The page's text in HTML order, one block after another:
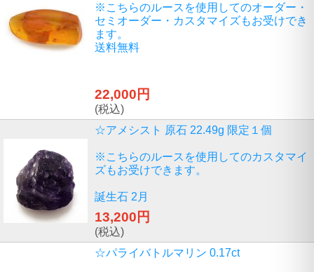
※こちらのルースを使用してのオーダー・
セミオーダー・カスタマイズもお受けでき
ます。
送料無料
22,000円
(税込)
☆アメシスト 原石 22.49g 限定１個
※こちらのルースを使用してのカスタマイ
ズもお受けできます。
誕生石 2月
13,200円
(税込)
☆パライバトルマリン 0.17ct